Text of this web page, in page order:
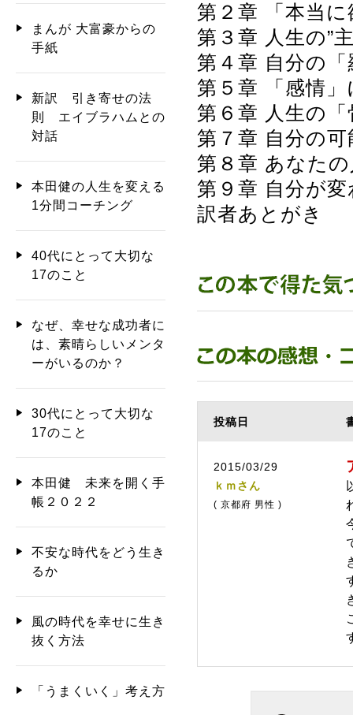
第２章 「本当
第３章 人生の”
第４章 自分の
第５章 「感情
第６章 人生の
第７章 自分の
第８章 あなた
第９章 自分が
訳者あとがき
投稿日
2015/03/29
ｋｍさん
( 京都府 男性 )
まんが 大富豪からの
手紙
新訳 引き寄せの法
則 エイブラハムとの
対話
本田健の人生を変える
1分間コーチング
40代にとって大切な
17のこと
なぜ、幸せな成功者に
は、素晴らしいメンタ
ーがいるのか？
30代にとって大切な
17のこと
本田健 未来を開く手
帳２０２２
不安な時代をどう生き
るか
風の時代を幸せに生き
抜く方法
「うまくいく」考え方